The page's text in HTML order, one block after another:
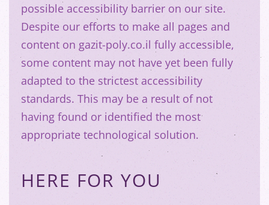
possible accessibility barrier on our site.
Despite our efforts to make all pages and
content on gazit-poly.co.il fully accessible,
some content may not have yet been fully
adapted to the strictest accessibility
standards. This may be a result of not
having found or identified the most
appropriate technological solution.
HERE FOR YOU